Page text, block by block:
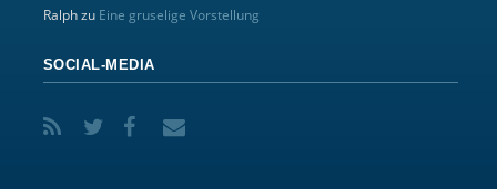
Ralphzu Eine gruselige Vorstellung
SOCIAL-MEDIA